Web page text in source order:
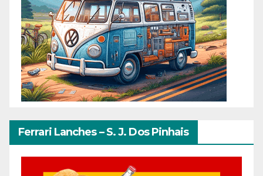
Ferrari Lanches – S. J. Dos Pinhais